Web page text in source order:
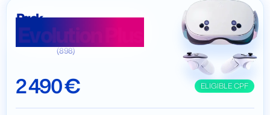
Pack
Evolution Plus
(898)
2 490 € ELIGIBLE CPF